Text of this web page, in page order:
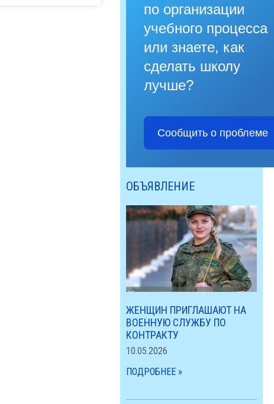
по организации
учебного процесса
или знаете, как
сделать школу
лучше?
Сообщить о проблеме
ОБЪЯВЛЕНИЕ
ЖЕНЩИН ПРИГЛАШАЮТ НА
ВОЕННУЮ СЛУЖБУ ПО
КОНТРАКТУ
10.05.2026
ПОДРОБНЕЕ »